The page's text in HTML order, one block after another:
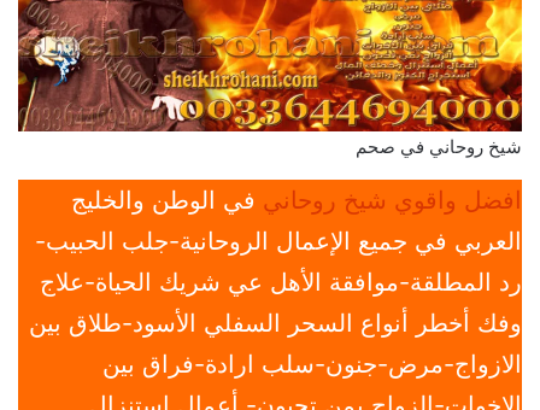
شيخ روحاني في صحم
افضل واقوي شيخ روحاني في الوطن والخليج
العربي في جميع الإعمال الروحانية-جلب الحبيب-
رد المطلقة-موافقة الأهل عي شريك الحياة-علاج
وفك أخطر أنواع السحر السفلي الأسود-طلاق بين
الازواج-مرض-جنون-سلب ارادة-فراق بين